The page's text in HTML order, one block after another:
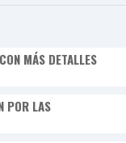
MÁS DETALLES
POR LAS